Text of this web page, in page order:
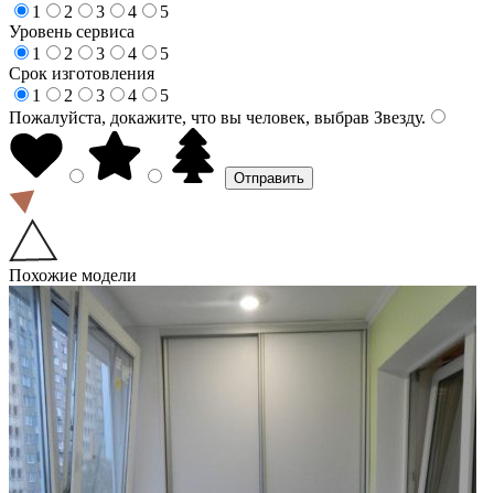
1
2 3 4
5
Уровень сервиса
1
2 3 4
5
Срок изготовления
1
2 3 4
5
Пожалуйста, докажите, что вы человек, выбрав Звезду.
Похожие модели